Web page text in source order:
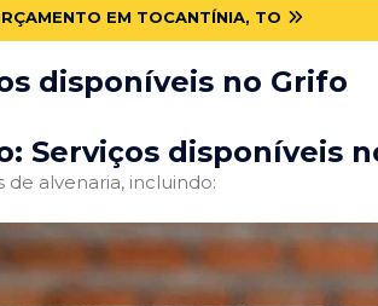
EM TOCANTÍNIA, TO
disponíveis no Grifo
Serviços disponíveis
de alvenaria, incluindo: